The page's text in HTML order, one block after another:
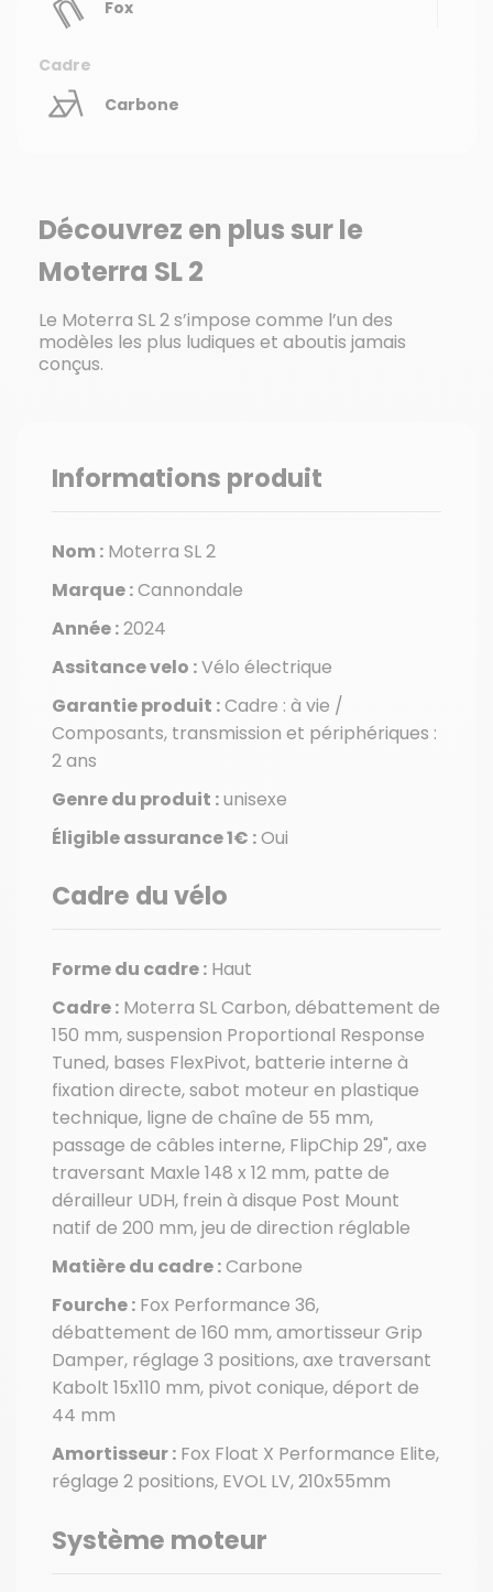
Fox
Cadre
Carbone
Découvrez en plus sur le
Moterra SL 2
Le Moterra SL 2 s’impose comme l’un des
modèles les plus ludiques et aboutis jamais
conçus.
Informations produit
Nom : Moterra SL 2
Marque :Cannondale
Année :2024
Assitance velo :Vélo électrique
Garantie produit :Cadre : à vie /
Composants, transmission et périphériques :
2 ans
Genre du produit :unisexe
Éligible assurance 1€ :Oui
Cadre du vélo
Forme du cadre : Haut
Cadre : Moterra SL Carbon, débattement de
150 mm, suspension Proportional Response
Tuned, bases FlexPivot, batterie interne à
fixation directe, sabot moteur en plastique
technique, ligne de chaîne de 55 mm,
passage de câbles interne, FlipChip 29", axe
traversant Maxle 148 x 12 mm, patte de
dérailleur UDH, frein à disque Post Mount
natif de 200 mm, jeu de direction réglable
Matière du cadre :Carbone
Fourche : Fox Performance 36,
débattement de 160 mm, amortisseur Grip
Damper, réglage 3 positions, axe traversant
Kabolt 15x110 mm, pivot conique, déport de
44 mm
Amortisseur : Fox Float X Performance Elite,
réglage 2 positions, EVOL LV, 210x55mm
Système moteur